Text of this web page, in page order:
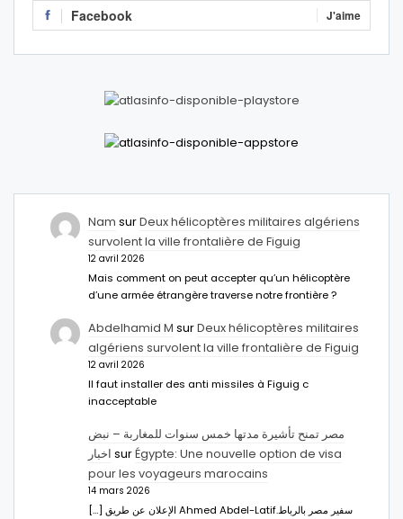
Facebook J'aime
Nam surDeux hélicoptères militaires algériens
survolent la ville frontalière de Figuig
12 avril 2026
Mais comment on peut accepter qu’un hélicoptère
d’une armée étrangère traverse notre frontière ?
Abdelhamid M surDeux hélicoptères militaires
algériens survolent la ville frontalière de Figuig
12 avril 2026
Il faut installer des anti missiles à Figuig c
inacceptable
مصر تمنح تأشيرة مدتها خمس سنوات للمغاربة – نبض
اخبار surÉgypte: Une nouvelle option de visa
pour les voyageurs marocains
14 mars 2026
[…] الإعلان عن طريق Ahmed Abdel-Latifسفير مصر بالرباط.